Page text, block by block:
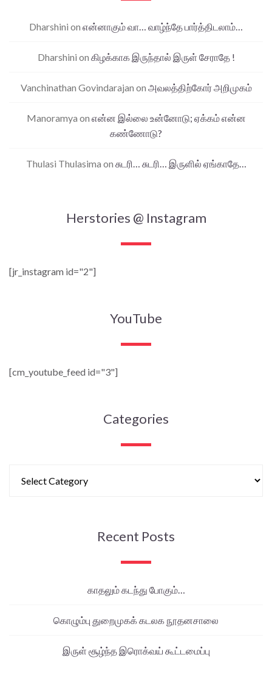
Dharshini on என்னாகும் வா… வாழ்ந்தே பார்த்திடலாம்…
Dharshini on கிழக்காக இருந்தால் இருள் சேராதே !
Vanchinathan Govindarajan on அவலத்திற்கோர் அறிமுகம்
Manoramya on என்ன இல்லை உன்னோடு; ஏக்கம் என்ன
கண்ணோடு?
Thulasi Thulasima on சுடரி… சுடரி… இருளில் ஏங்காதே…
Herstories @ Instagram
[jr_instagram id="2"]
YouTube
[cm_youtube_feed id="3"]
Categories
Recent Posts
காதலும் கடந்து போகும்…
கொழும்பு துறைமுகக் கடலக நூதனசாலை
இருள் சூழ்ந்த இரொக்வய் கூட்டமைப்பு